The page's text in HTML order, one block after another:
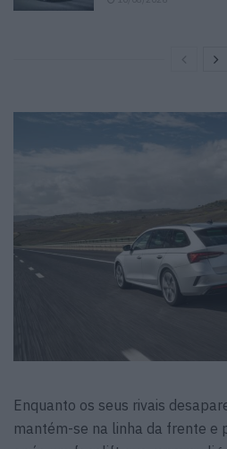
Enquanto os seus rivais
mantém-se na linha da frente e